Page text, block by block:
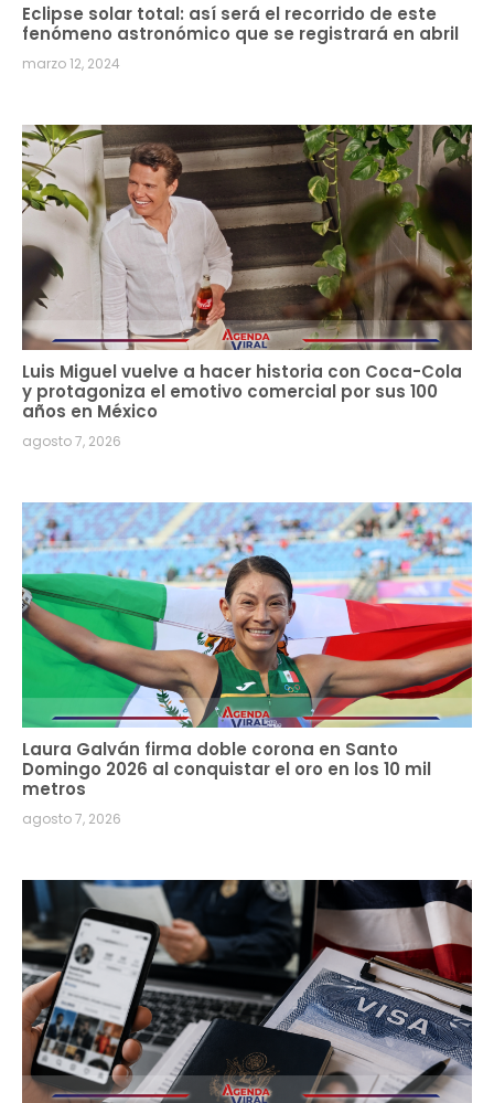
Eclipse solar total: así será el recorrido de este
fenómeno astronómico que se registrará en abril
marzo 12, 2024
Luis Miguel vuelve a hacer historia con Coca-Cola
y protagoniza el emotivo comercial por sus 100
años en México
agosto 7, 2026
Laura Galván firma doble corona en Santo
Domingo 2026 al conquistar el oro en los 10 mil
metros
agosto 7, 2026